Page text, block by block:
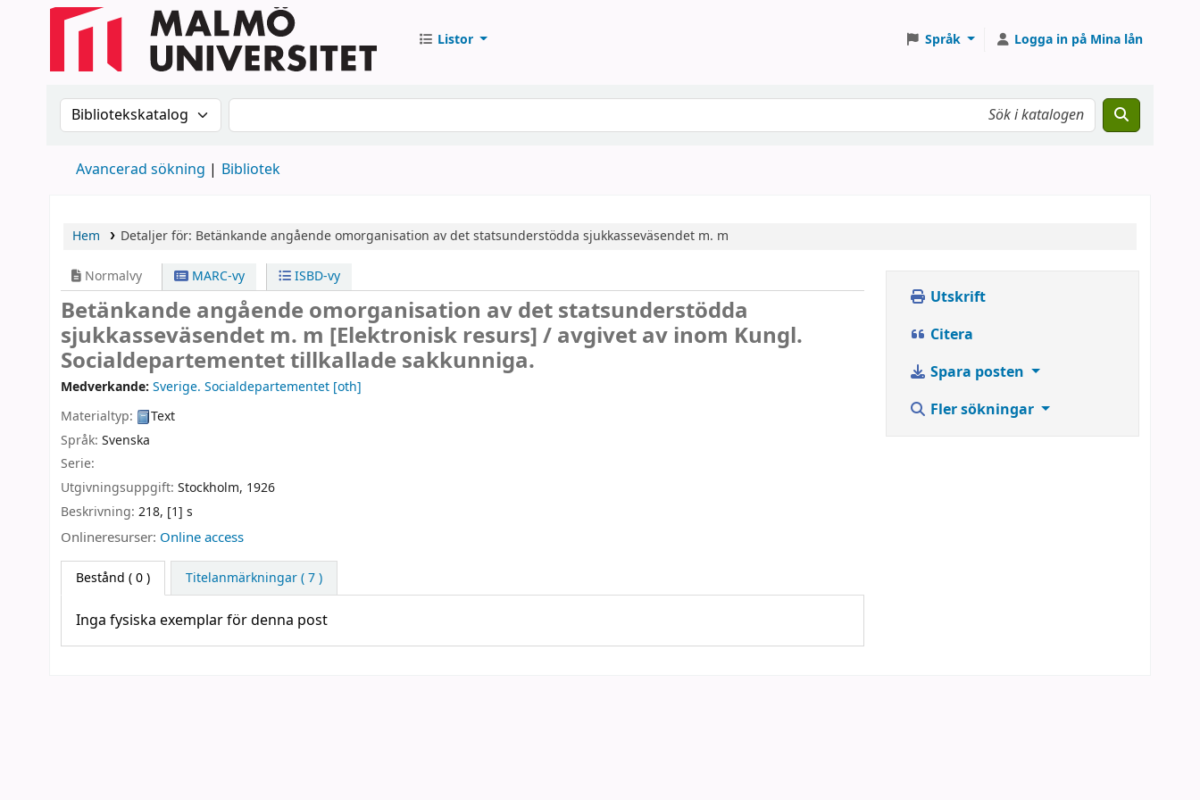
Listor Språk Logga in på Mina lån
Sök i katalogen efter:Sök i katalogen
Avancerad sökning Bibliotek
Hem Detaljer för: Betänkande angående omorganisation av det statsunderstödda sjukkasseväsendet m. m
Normalvy MARC-vy ISBD-vy
Betänkande angående omorganisation av det statsunderstödda
sjukkasseväsendet m. m [Elektronisk resurs] /avgivet av inom Kungl.
Socialdepartementet tillkallade sakkunniga.
Medverkande: Sverige. Socialdepartementet [oth]
Materialtyp:
Text
Språk: Svenska
Serie:
Utgivningsuppgift: Stockholm, 1926
Beskrivning: 218, [1] s
Onlineresurser: Online access
Bestånd ( 0 ) Titelanmärkningar ( 7 )
Inga fysiska exemplar för denna post
Utskrift
Citera
Spara posten
Fler sökningar